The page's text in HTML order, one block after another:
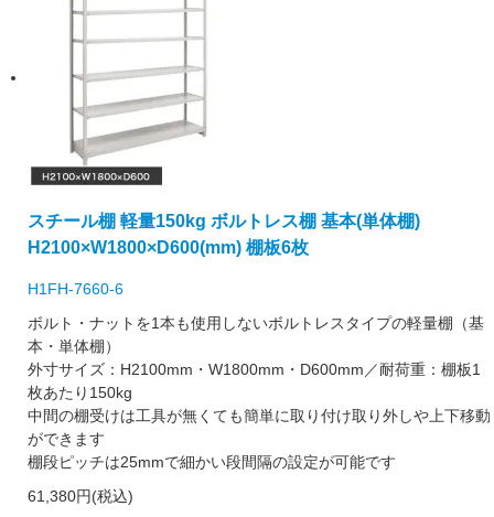
スチール棚 軽量150kg ボルトレス棚 基本(単体棚)
H2100×W1800×D600(mm) 棚板6枚
H1FH-7660-6
ボルト・ナットを1本も使用しないボルトレスタイプの軽量棚（基
本・単体棚）
外寸サイズ：H2100mm・W1800mm・D600mm／耐荷重：棚板1
枚あたり150kg
中間の棚受けは工具が無くても簡単に取り付け取り外しや上下移動
ができます
棚段ピッチは25mmで細かい段間隔の設定が可能です
61,380円(税込)